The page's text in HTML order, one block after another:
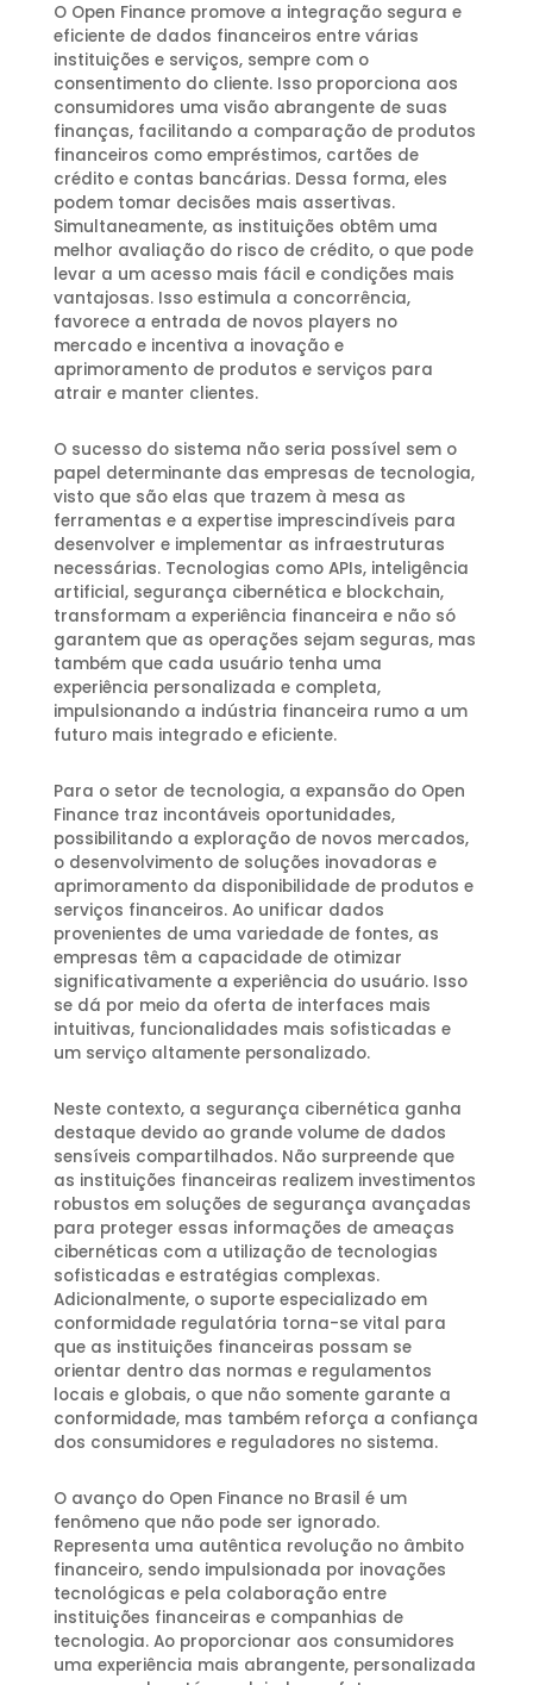
O Open Finance promove a integração segura e
eficiente de dados financeiros entre várias
instituições e serviços, sempre com o
consentimento do cliente. Isso proporciona aos
consumidores uma visão abrangente de suas
finanças, facilitando a comparação de produtos
financeiros como empréstimos, cartões de
crédito e contas bancárias. Dessa forma, eles
podem tomar decisões mais assertivas.
Simultaneamente, as instituições obtêm uma
melhor avaliação do risco de crédito, o que pode
levar a um acesso mais fácil e condições mais
vantajosas. Isso estimula a concorrência,
favorece a entrada de novos players no
mercado e incentiva a inovação e
aprimoramento de produtos e serviços para
atrair e manter clientes.
O sucesso do sistema não seria possível sem o
papel determinante das empresas de tecnologia,
visto que são elas que trazem à mesa as
ferramentas e a expertise imprescindíveis para
desenvolver e implementar as infraestruturas
necessárias. Tecnologias como APIs, inteligência
artificial, segurança cibernética e blockchain,
transformam a experiência financeira e não só
garantem que as operações sejam seguras, mas
também que cada usuário tenha uma
experiência personalizada e completa,
impulsionando a indústria financeira rumo a um
futuro mais integrado e eficiente.
Para o setor de tecnologia, a expansão do Open
Finance traz incontáveis oportunidades,
possibilitando a exploração de novos mercados,
o desenvolvimento de soluções inovadoras e
aprimoramento da disponibilidade de produtos e
serviços financeiros. Ao unificar dados
provenientes de uma variedade de fontes, as
empresas têm a capacidade de otimizar
significativamente a experiência do usuário. Isso
se dá por meio da oferta de interfaces mais
intuitivas, funcionalidades mais sofisticadas e
um serviço altamente personalizado.
Neste contexto, a segurança cibernética ganha
destaque devido ao grande volume de dados
sensíveis compartilhados. Não surpreende que
as instituições financeiras realizem investimentos
robustos em soluções de segurança avançadas
para proteger essas informações de ameaças
cibernéticas com a utilização de tecnologias
sofisticadas e estratégias complexas.
Adicionalmente, o suporte especializado em
conformidade regulatória torna-se vital para
que as instituições financeiras possam se
orientar dentro das normas e regulamentos
locais e globais, o que não somente garante a
conformidade, mas também reforça a confiança
dos consumidores e reguladores no sistema.
O avanço do Open Finance no Brasil é um
fenômeno que não pode ser ignorado.
Representa uma autêntica revolução no âmbito
financeiro, sendo impulsionada por inovações
tecnológicas e pela colaboração entre
instituições financeiras e companhias de
tecnologia. Ao proporcionar aos consumidores
uma experiência mais abrangente, personalizada